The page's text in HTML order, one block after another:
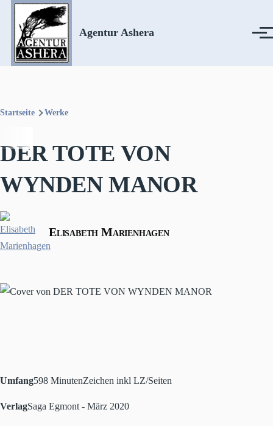
Direkt zum Inhalt
Agentur Ashera Menü
Startseite Werke
DER TOTE VON
WYNDEN MANOR
Elisabeth Marienhagen
Umfang598 MinutenZeichen inkl LZ/Seiten
VerlagSaga Egmont - März 2020